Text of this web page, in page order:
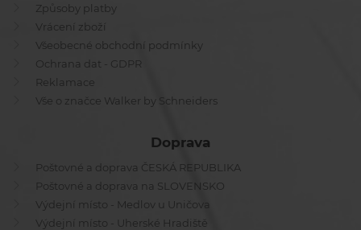
Způsoby platby
Vrácení zboží
Všeobecné obchodní podmínky
Ochrana dat - GDPR
Reklamace
Vše o značce Walker by Schneiders
Doprava
Poštovné a doprava ČESKÁ REPUBLIKA
Poštovné a doprava na SLOVENSKO
Výdejní místo - Medlov u Uničova
Výdejní místo - Uherské Hradiště